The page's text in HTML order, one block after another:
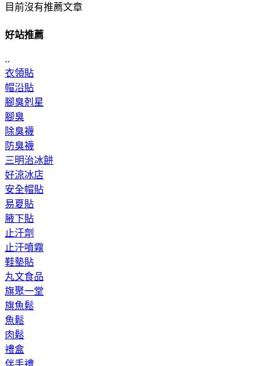
目前沒有推薦文章
好站推薦
..
衣領貼
帽沿貼
腳臭剋星
腳臭
除臭襪
防臭襪
三明治冰餅
好涼冰店
安全帽貼
易夏貼
腋下貼
止汗劑
止汗噴霧
鞋墊貼
丸文食品
旗聚一堂
旗魚鬆
魚鬆
肉鬆
禮盒
伴手禮